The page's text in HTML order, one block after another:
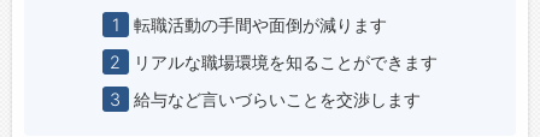
1
転職活動の手間や面倒が減ります
2
リアルな職場環境を知ることができます
3
給与など言いづらいことを交渉します